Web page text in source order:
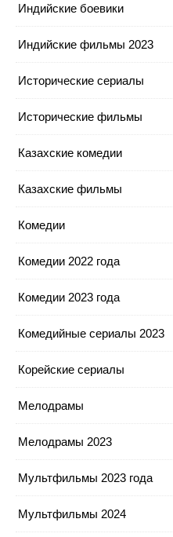
Индийские боевики
Индийские фильмы 2023
Исторические сериалы
Исторические фильмы
Казахские комедии
Казахские фильмы
Комедии
Комедии 2022 года
Комедии 2023 года
Комедийные сериалы 2023
Корейские сериалы
Мелодрамы
Мелодрамы 2023
Мультфильмы 2023 года
Мультфильмы 2024